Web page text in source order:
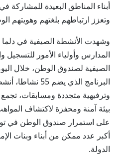
أبناء المناطق البعيدة للمشاركة
وتعزز ارتباطهم بلغتهم وهويتهم
وشهدت الأنشطة الصيفية في دلما
المدارس وأولياء الأمور للتسجيل
الصيفية لصندوق الوطن، خلال
البرنامج الذي
وترفيهية متجددة ومسابقات، تجمع
بيئة آمنة ومحفزة لاكتشاف
على استمرار صندوق الوطن في
أكبر عدد ممكن من أبناء وبنات
الدولة.